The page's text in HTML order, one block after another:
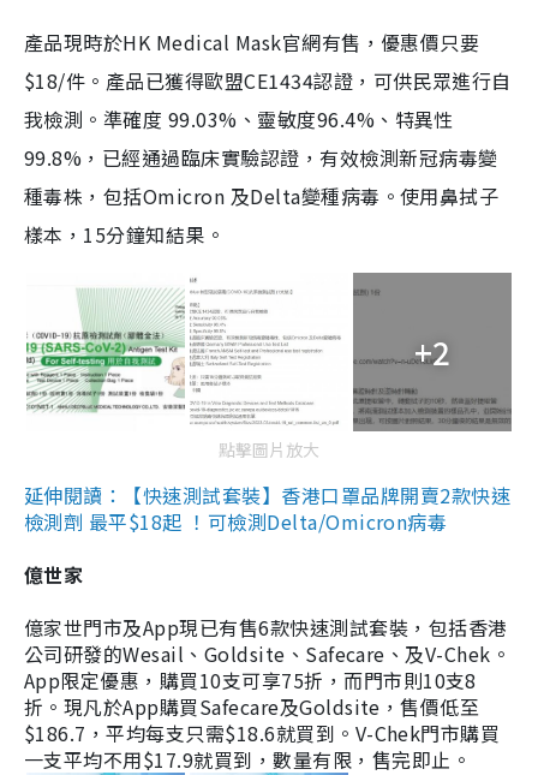
產品現時於HK Medical Mask官網有售，優惠價只要
$18/件。產品已獲得歐盟CE1434認證，可供民眾進行自
我檢測。準確度 99.03%、靈敏度96.4%、特異性
99.8%，已經通過臨床實驗認證，有效檢測新冠病毒變
種毒株，包括Omicron 及Delta變種病毒。使用鼻拭子
樣本，15分鐘知結果。
+2
點擊圖片放大
延伸閱讀：【快速測試套裝】香港口罩品牌開賣2款快速
檢測劑 最平$18起 ！可檢測Delta/Omicron病毒
億世家
億家世門市及App現已有售6款快速測試套裝，包括香港
公司研發的Wesail、Goldsite、Safecare、及V-Chek。
App限定優惠，購買10支可享75折，而門市則10支8
折。現凡於App購買Safecare及Goldsite，售價低至
$186.7，平均每支只需$18.6就買到。V-Chek門市購買
一支平均不用$17.9就買到，數量有限，售完即止。